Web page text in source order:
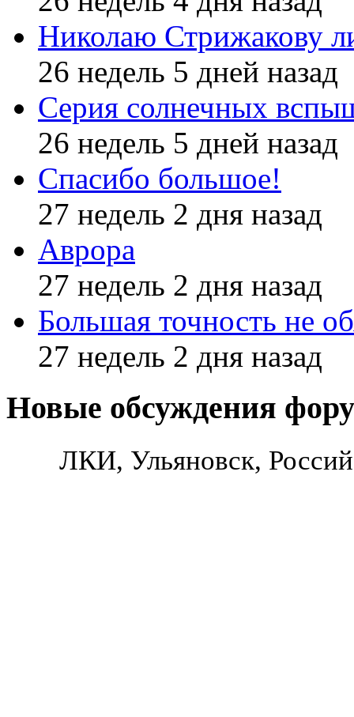
Николаю Стрижакову
26 недель 5 дней назад
Серия солнечных
26 недель 5 дней назад
Спасибо большое!
27 недель 2 дня назад
Аврора
27 недель 2 дня назад
Большая точность не
27 недель 2 дня назад
Новые обсуждения
ЛКИ, Ульяновск,